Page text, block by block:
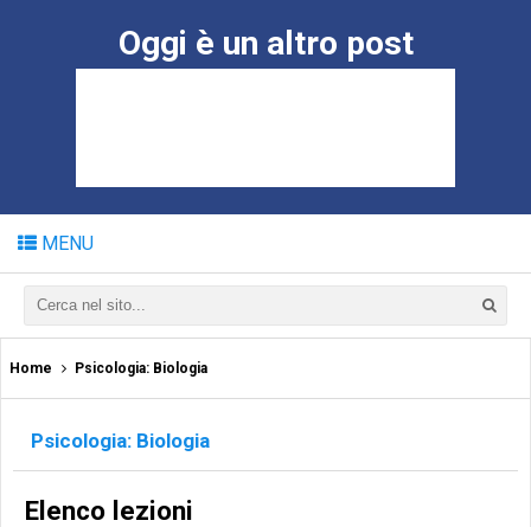
Oggi è un altro post
MENU
Home Psicologia: Biologia
Psicologia: Biologia
Elenco lezioni